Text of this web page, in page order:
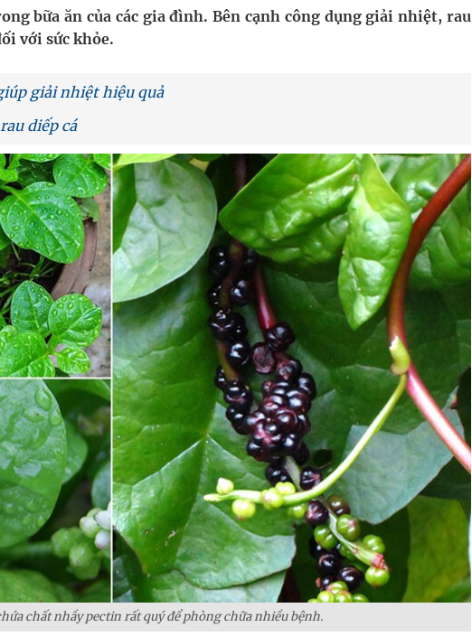
toàn quốc
trưởng mới của Việt Nam
kỳ, khám sàng lọc cho người dân
mông cực hiệu quả
bữa ăn của các gia đình. Bên cạnh công dụng giải nhiệt, rau
với sức khỏe.
giải nhiệt hiệu quả
diếp cá
chất nhầy pectin rất quý để phòng chữa nhiều bệnh.